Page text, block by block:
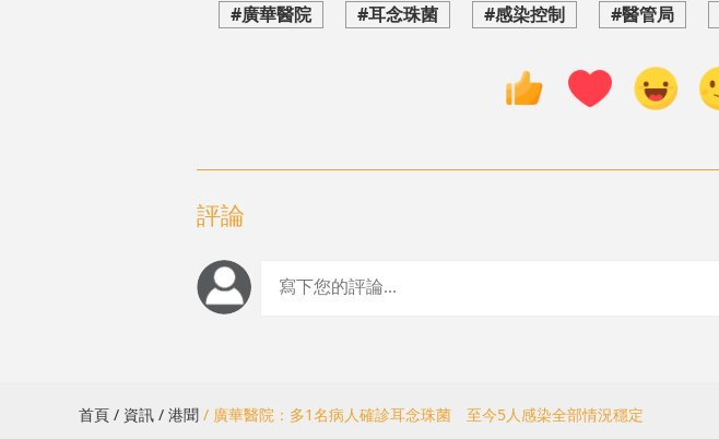
#廣華醫院 #耳念珠菌 #感染控制 #醫管局
評論
首頁 / 資訊 / 港聞 / 廣華醫院：多1名病人確診耳念珠菌 至今5人感染全部情況穩定